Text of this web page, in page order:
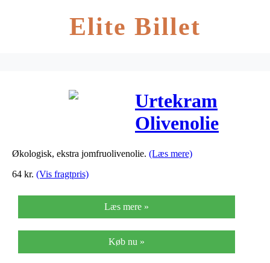
Elite Billet
Urtekram
Olivenolie
Jomfru Italien
Økologisk, ekstra jomfruolivenolie. (Læs mere)
64 kr. (Vis fragtpris)
Læs mere »
Køb nu »